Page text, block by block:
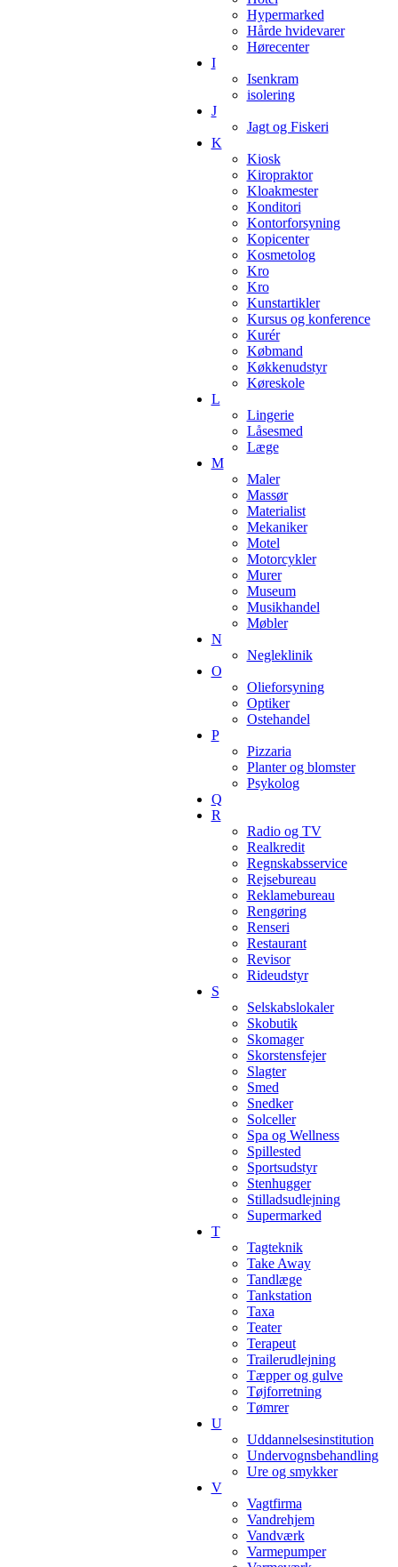
Hypermarked
Hårde hvidevarer
Hørecenter
I
Isenkram
isolering
J
Jagt og Fiskeri
K
Kiosk
Kiropraktor
Kloakmester
Konditori
Kontorforsyning
Kopicenter
Kosmetolog
Kro
Kro
Kunstartikler
Kursus og konference
Kurér
Købmand
Køkkenudstyr
Køreskole
L
Lingerie
Låsesmed
Læge
M
Maler
Massør
Materialist
Mekaniker
Motel
Motorcykler
Murer
Museum
Musikhandel
Møbler
N
Negleklinik
O
Olieforsyning
Optiker
Ostehandel
P
Pizzaria
Planter og blomster
Psykolog
Q
R
Radio og TV
Realkredit
Regnskabsservice
Rejsebureau
Reklamebureau
Rengøring
Renseri
Restaurant
Revisor
Rideudstyr
S
Selskabslokaler
Skobutik
Skomager
Skorstensfejer
Slagter
Smed
Snedker
Solceller
Spa og Wellness
Spillested
Sportsudstyr
Stenhugger
Stilladsudlejning
Supermarked
T
Tagteknik
Take Away
Tandlæge
Tankstation
Taxa
Teater
Terapeut
Trailerudlejning
Tæpper og gulve
Tøjforretning
Tømrer
U
Uddannelsesinstitution
Undervognsbehandling
Ure og smykker
V
Vagtfirma
Vandrehjem
Vandværk
Varmepumper